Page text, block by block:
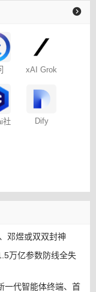
xAI Grok
社
Dify
邓煜或双双封神
万亿参数防线全失
一代智能体终端、首